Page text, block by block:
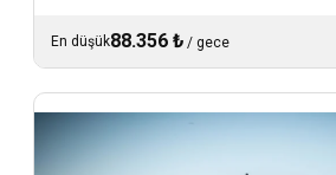
En düşük88.356 ₺ / gece